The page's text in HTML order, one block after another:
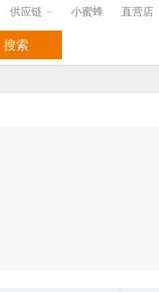
供应链 小蜜蜂 直营店